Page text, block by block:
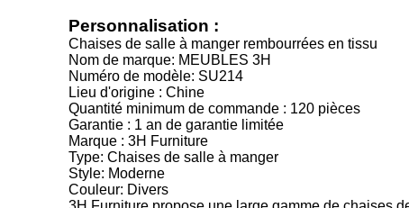
Personnalisation :
Chaises de salle à manger rembourrées en tissu
Nom de marque: MEUBLES 3H
Numéro de modèle: SU214
Lieu d'origine : Chine
Quantité minimum de commande : 120 pièces
Garantie : 1 an de garantie limitée
Marque : 3H Furniture
Type: Chaises de salle à manger
Style: Moderne
Couleur: Divers